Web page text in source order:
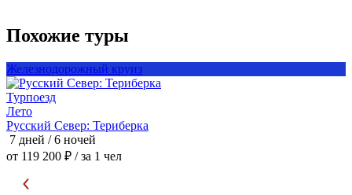
Похожие туры
Железнодорожный круиз
Турпоезд
Лето
Русский Север: Териберка
7 дней / 6 ночей
от 119 200 ₽ / за 1 чел